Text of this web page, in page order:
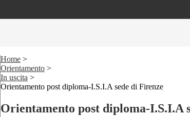
Home >
Orientamento >
In uscita >
Orientamento post diploma-I.S.I.A sede di Firenze
Orientamento post diploma-I.S.I.A